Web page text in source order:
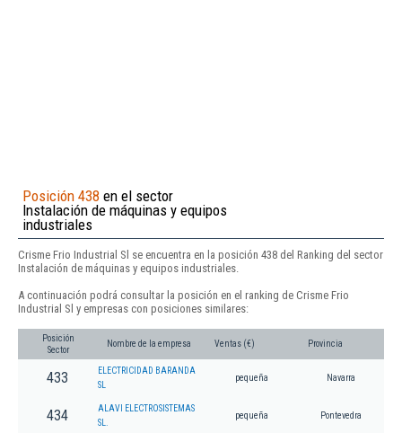
Posición 438 en el sector
Instalación de máquinas y equipos
industriales
Crisme Frio Industrial Sl se encuentra en la posición 438 del Ranking del sector
Instalación de máquinas y equipos industriales.
A continuación podrá consultar la posición en el ranking de Crisme Frio
Industrial Sl y empresas con posiciones similares:
Posición
Sector
Nombre de la empresa Ventas (€) Provincia
433
ELECTRICIDAD BARANDA
SL
pequeña Navarra
434
ALAVI ELECTROSISTEMAS
SL.
pequeña Pontevedra